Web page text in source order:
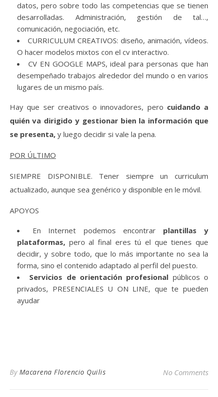
datos, pero sobre todo las competencias que se tienen
desarrolladas. Administración, gestión de tal…,
comunicación, negociación, etc.
CURRICULUM CREATIVOS: diseño, animación, vídeos.
O hacer modelos mixtos con el cv interactivo.
CV EN GOOGLE MAPS, ideal para personas que han
desempeñado trabajos alrededor del mundo o en varios
lugares de un mismo país.
Hay que ser creativos o innovadores, pero cuidando a
quién va dirigido y gestionar bien la información que
se presenta, y luego decidir si vale la pena.
POR ÚLTIMO
SIEMPRE DISPONIBLE. Tener siempre un curriculum
actualizado, aunque sea genérico y disponible en le móvil.
APOYOS
En Internet podemos encontrar plantillas y
plataformas, pero al final eres tú el que tienes que
decidir, y sobre todo, que lo más importante no sea la
forma, sino el contenido adaptado al perfil del puesto.
Servicios de orientación profesional públicos o
privados, PRESENCIALES U ON LINE, que te pueden
ayudar
By Macarena Florencio Quilis No Comments